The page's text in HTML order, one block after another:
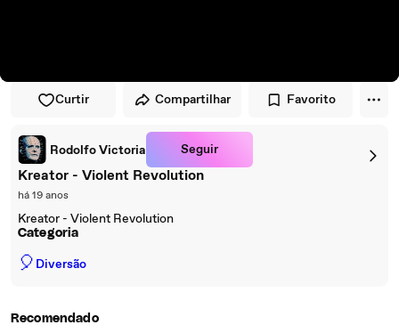
Curtir Compartilhar Favorito
Rodolfo Victoria Seguir
Kreator - Violent Revolution
há 19 anos
Kreator - Violent Revolution
Categoria
🎈 Diversão
Recomendado